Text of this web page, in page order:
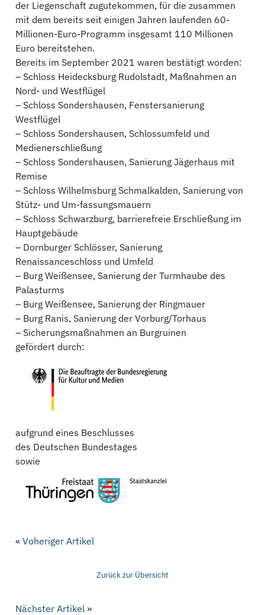
der Liegenschaft zugutekommen, für die zusammen
mit dem bereits seit einigen Jahren laufenden 60-
Millionen-Euro-Programm insgesamt 110 Millionen
Euro bereitstehen.
Bereits im September 2021 waren bestätigt worden:
– Schloss Heidecksburg Rudolstadt, Maßnahmen an
Nord- und Westflügel
– Schloss Sondershausen, Fenstersanierung
Westflügel
– Schloss Sondershausen, Schlossumfeld und
Medienerschließung
– Schloss Sondershausen, Sanierung Jägerhaus mit
Remise
– Schloss Wilhelmsburg Schmalkalden, Sanierung von
Stütz- und Um-fassungsmauern
– Schloss Schwarzburg, barrierefreie Erschließung im
Hauptgebäude
– Dornburger Schlösser, Sanierung
Renaissanceschloss und Umfeld
– Burg Weißensee, Sanierung der Turmhaube des
Palasturms
– Burg Weißensee, Sanierung der Ringmauer
– Burg Ranis, Sanierung der Vorburg/Torhaus
– Sicherungsmaßnahmen an Burgruinen
gefördert durch:
aufgrund eines Beschlusses
des Deutschen Bundestages
sowie
«Voheriger Artikel
Zurück zur Übersicht
Nächster Artikel »